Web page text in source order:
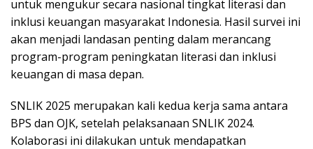
untuk mengukur secara nasional tingkat literasi dan
inklusi keuangan masyarakat Indonesia. Hasil survei ini
akan menjadi landasan penting dalam merancang
program-program peningkatan literasi dan inklusi
keuangan di masa depan.
SNLIK 2025 merupakan kali kedua kerja sama antara
BPS dan OJK, setelah pelaksanaan SNLIK 2024.
Kolaborasi ini dilakukan untuk mendapatkan